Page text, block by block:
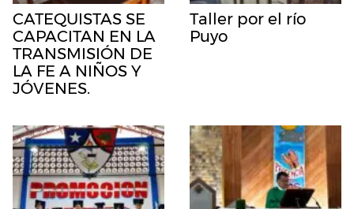
CATEQUISTAS SE
CAPACITAN EN LA
TRANSMISIÓN DE
LA FE A NIÑOS Y
JÓVENES.
Taller por el río
Puyo